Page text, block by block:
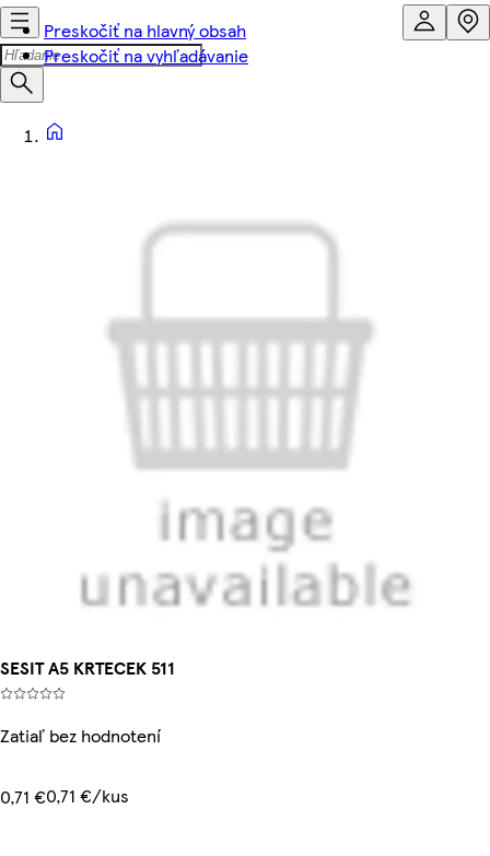
Preskočiť na hlavný obsah
Preskočiť na vyhľadávanie
SESIT A5 KRTECEK 511
Zatiaľ bez hodnotení
0,71 €0,71 €/kus